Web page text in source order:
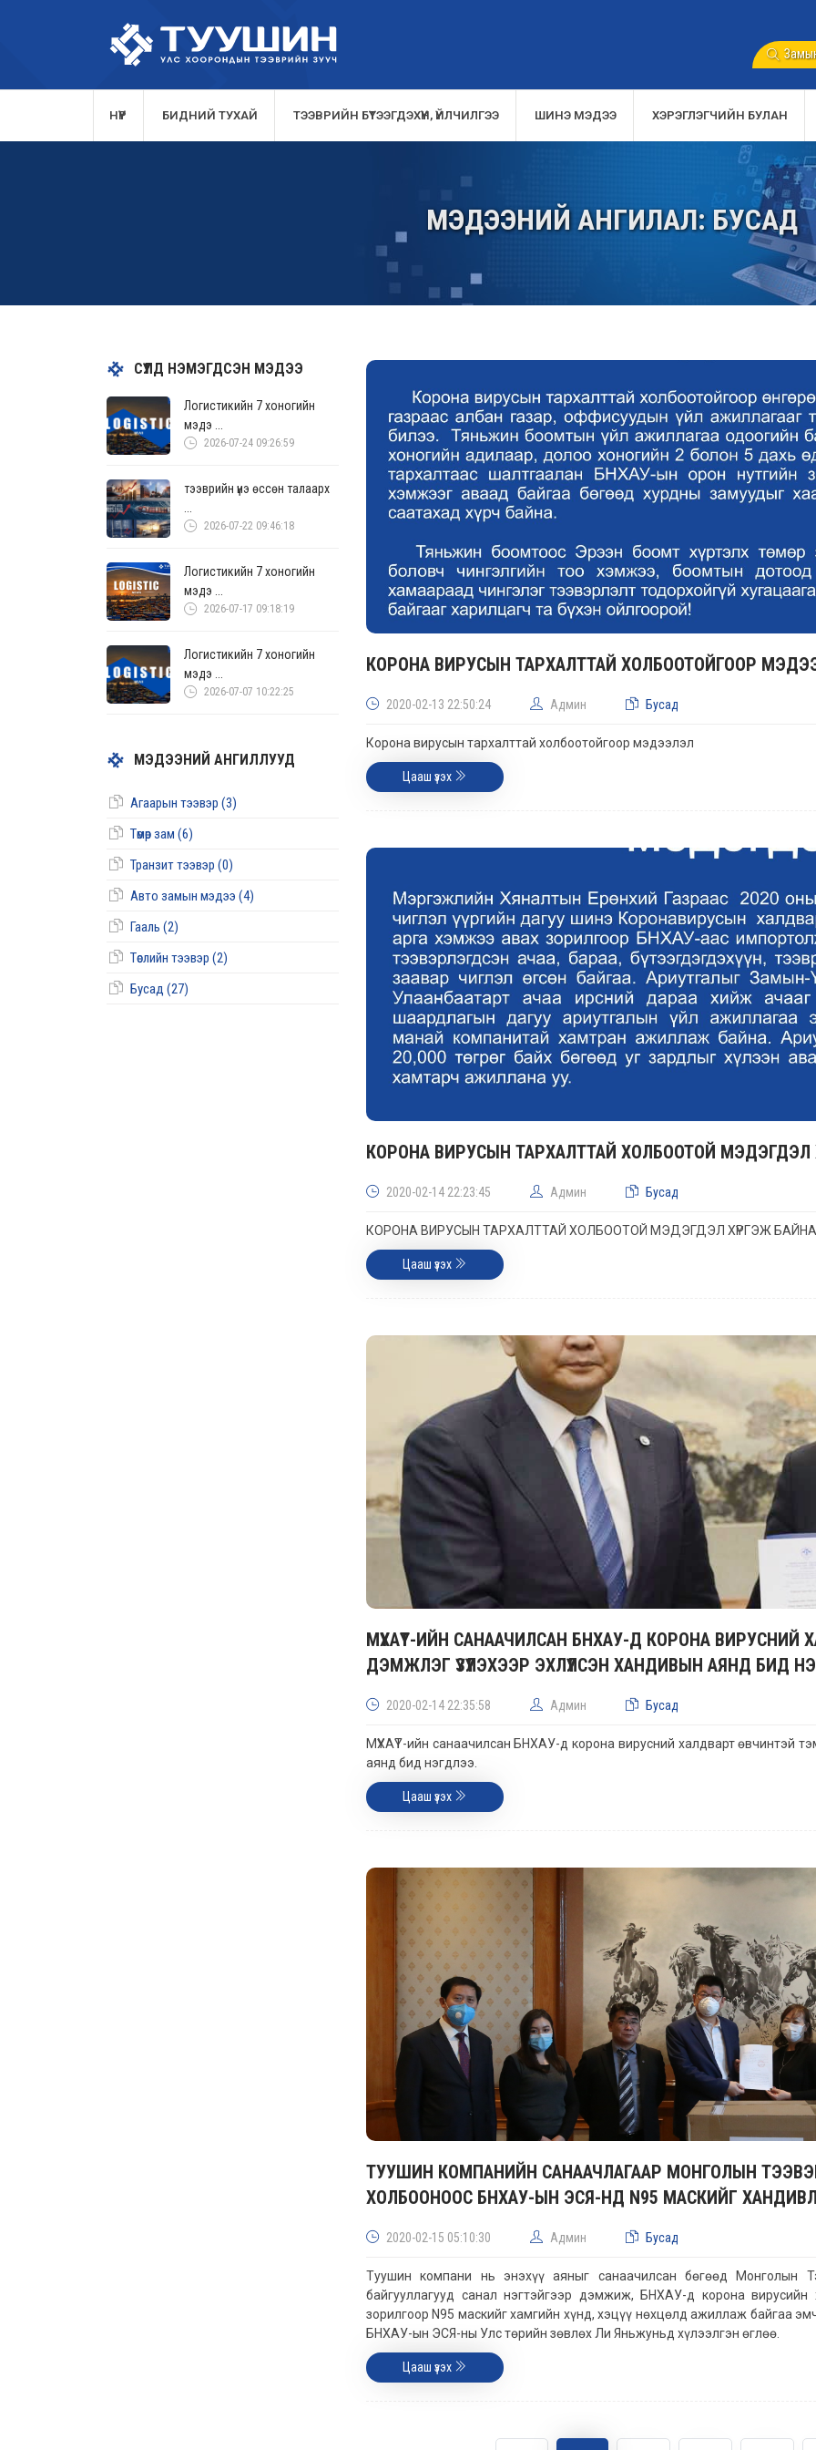
НҮҮР БИДНИЙ ТУХАЙ ТЭЭВРИЙН БҮТЭЭГДЭХҮҮН, ҮЙЛЧИЛГЭЭ ШИНЭ МЭДЭЭ ХЭРЭГЛЭГЧИЙН БУЛАН
МЭДЭЭНИЙ АНГИЛАЛ: БУСАД
СҮҮЛД НЭМЭГДСЭН МЭДЭЭ
Логистикийн 7 хоногийн
мэдэ ...
2026-07-24 09:26:59
тээврийн үнэ өссөн талаарх
2026-07-22 09:46:18
Логистикийн 7 хоногийн
мэдэ ...
2026-07-17 09:18:19
Логистикийн 7 хоногийн
мэдэ ...
2026-07-07 10:22:25
МЭДЭЭНИЙ АНГИЛЛУУД
Агаарын тээвэр (3)
Төмөр зам (6)
Транзит тээвэр (0)
Авто замын мэдээ (4)
Гааль (2)
Төслийн тээвэр (2)
Бусад (27)
КОРОНА ВИРУСЫН ТАРХАЛТТАЙ ХОЛБООТОЙГООР
2020-02-13 22:50:24 Админ Бусад
Корона вирусын тархалттай холбоотойгоор мэдээлэл
Цааш үзэх
КОРОНА ВИРУСЫН ТАРХАЛТТАЙ ХОЛБООТОЙ МЭДЭГДЭЛ
2020-02-14 22:23:45 Админ Бусад
КОРОНА ВИРУСЫН ТАРХАЛТТАЙ ХОЛБООТОЙ МЭДЭГДЭЛ ХҮРГЭЖ
Цааш үзэх
МҮХАҮТ-ИЙН САНААЧИЛСАН БНХАУ-Д КОРОНА
ДЭМЖЛЭГ ҮЗҮҮЛЭХЭЭР ЭХЛҮҮЛСЭН ХАНДИВЫН АЯНД БИД
2020-02-14 22:35:58 Админ Бусад
МҮХАҮТ-ийн санаачилсан БНХАУ-д корона вирусний халдварт өвчинтэй
аянд бид нэгдлээ.
Цааш үзэх
ТУУШИН КОМПАНИЙН САНААЧЛАГААР МОНГОЛЫН
ХОЛБООНООС БНХАУ-ЫН ЭСЯ-НД N95 МАСКИЙГ
2020-02-15 05:10:30 Админ Бусад
Туушин компани нь энэхүү аяныг санаачилсан бөгөөд Монголын
байгууллагууд санал нэгтэйгээр дэмжиж, БНХАУ-д корона
зорилгоор N95 маскийг хамгийн хүнд, хэцүү нөхцөлд ажиллаж байгаа
БНХАУ-ын ЭСЯ-ны Улс төрийн зөвлөх Ли Яньжуньд хүлээлгэн өглөө.
Цааш үзэх